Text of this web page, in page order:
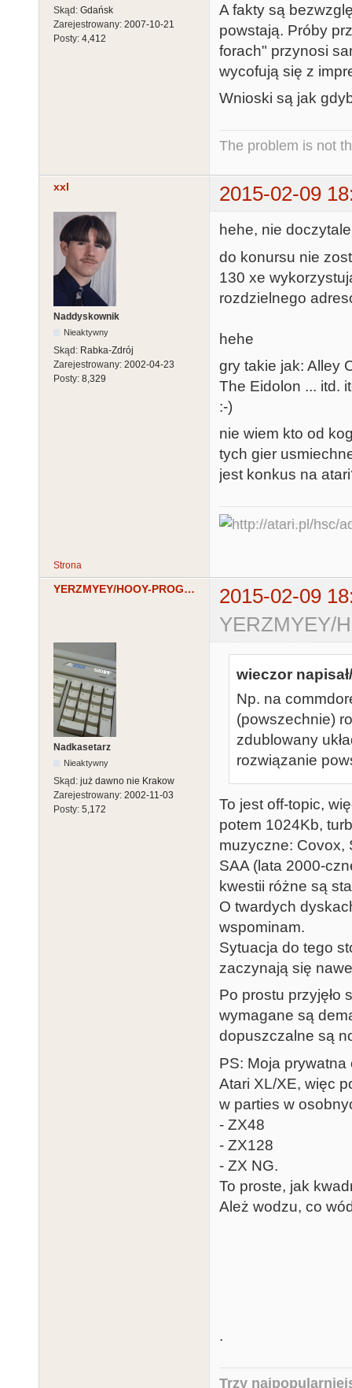
Skąd: Gdańsk
Zarejestrowany: 2007-10-21
Posty: 4,412
A fakty są
powstają. Próby
forach" przynosi
wycofują się z
Wnioski są jak
The problem is not
xxl 2015-02-09
Naddyskownik
Nieaktywny
Skąd: Rabka-Zdrój
Zarejestrowany: 2002-04-23
Posty: 8,329
hehe, nie
do konursu nie
130 xe
rozdzielnego
hehe
gry takie jak: Alley
The Eidolon ... itd.
:-)
nie wiem kto od
tych gier
jest konkus na
Strona
YERZMYEY/HOOY-PROGRAM
2015-02-09
YERZMYEY/
Nadkasetarz
Nieaktywny
Skąd: już dawno nie Krakow
Zarejestrowany: 2002-11-03
Posty: 5,172
wieczor
Np. na
(powszechnie)
zdublowany
rozwiązanie
To jest off-topic,
potem 1024Kb,
muzyczne: Covox,
SAA (lata 2000-
kwestii różne są
O twardych
wspominam.
Sytuacja do tego
zaczynają się
Po prostu przyjęło
wymagane są
dopuszczalne są
PS: Moja prywatna
Atari XL/XE, więc
w parties w
- ZX48
- ZX128
- ZX NG.
To proste, jak
Ależ wodzu, co
.
Trzy